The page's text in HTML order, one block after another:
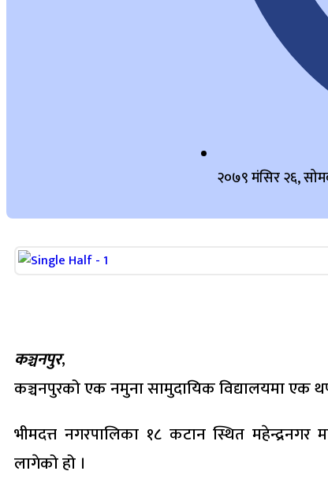
२०७९ मंसिर २६,
कञ्चनपुर,
कञ्चनपुरको एक नमुना सामुदायिक विद्यालयमा एक
भीमदत्त नगरपालिका १८ कटान स्थित महेन्द्रनगर
लागेको हो ।